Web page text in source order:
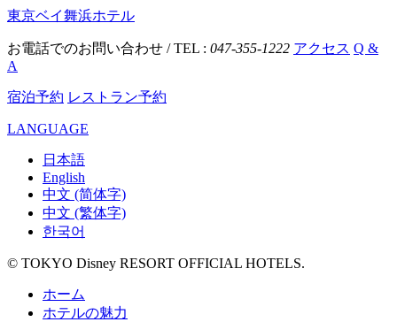
東京ベイ舞浜ホテル
お電話でのお問い合わせ / TEL : 047-355-1222 アクセス Q &
A
宿泊予約 レストラン予約
LANGUAGE
日本語
English
中文 (简体字)
中文 (繁体字)
한국어
© TOKYO Disney RESORT OFFICIAL HOTELS.
ホーム
ホテルの魅力